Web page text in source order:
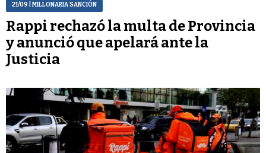
21/09 | MILLONARIA SANCIÓN
Rappi rechazó la multa de Provincia
y anunció que apelará ante la
Justicia